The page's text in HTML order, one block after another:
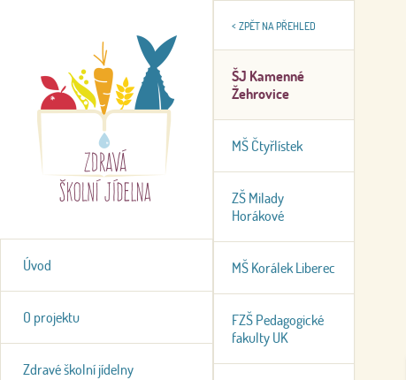
Úvod
O projektu
Zdravé školní jídelny
< ZPĚT NA PŘEHLED
ŠJ Kamenné
Žehrovice
MŠ Čtyřlístek
ZŠ Milady
Horákové
MŠ Korálek Liberec
FZŠ Pedagogické
fakulty UK